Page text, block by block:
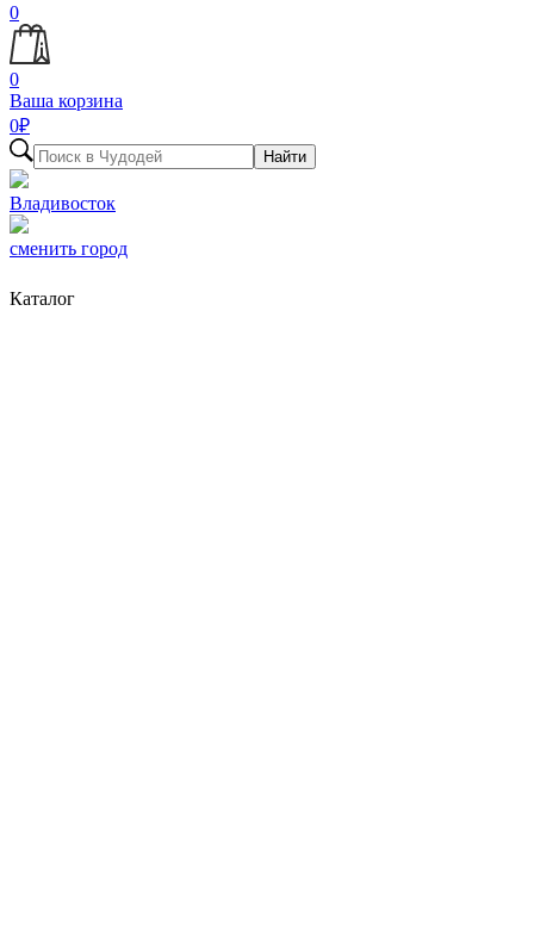
0
0
Ваша корзина
0₽
Найти
Владивосток
сменить город
Каталог